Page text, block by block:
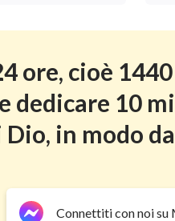
ore, cioè
dedicare 10
Dio, in modo
Connettiti con noi su